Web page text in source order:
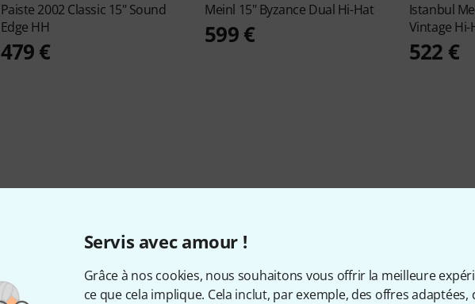
Servis avec amour !
Grâce à nos cookies, nous souhaitons vous offrir la meilleure
ce que cela implique. Cela inclut, par exemple, des offres
Paiste 2002 Classic 15" Sound
Edge HH
479 €
Meinl 15" Byzance Dual Hi-Hat
599 €
Istanbul
Vintage Hi-
522 €
Le saviez-vous?